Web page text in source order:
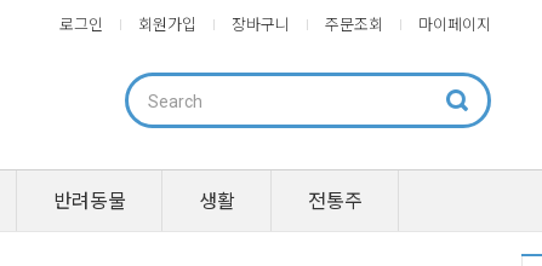
로그인 회원가입 장바구니 주문조회 마이페이지
반려동물 생활 전통주